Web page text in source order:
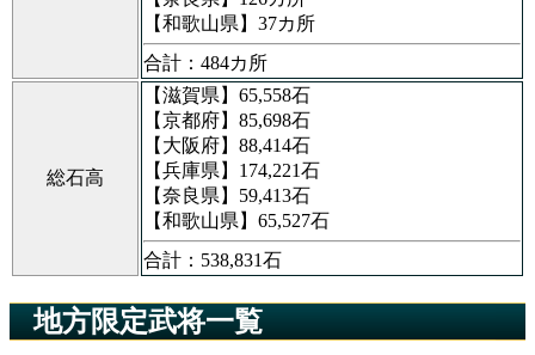
【和歌山県】37カ所
合計：484カ所
総石高
【滋賀県】65,558石
【京都府】85,698石
【大阪府】88,414石
【兵庫県】174,221石
【奈良県】59,413石
【和歌山県】65,527石
合計：538,831石
地方限定武将一覧